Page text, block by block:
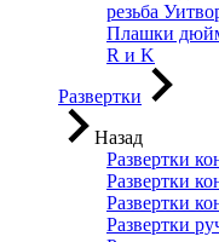
резьба
Плашки
R и K
Развертки
Назад
Развертки
Развертки
Развертки
Развертки